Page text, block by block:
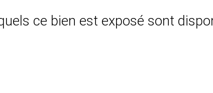
ce bien est exposé sont